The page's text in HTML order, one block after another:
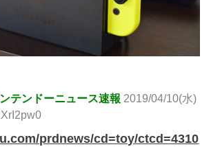
テンドーニュース速報 2019/04/10(水)
prdnews/cd=toy/ctcd=4310